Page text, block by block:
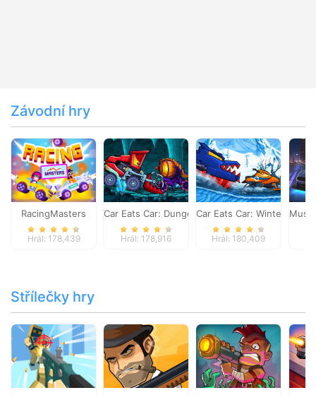
Závodní hry
RacingMasters
Hrál: 178,439
Car Eats Car: Dungeon Adventure
Hrál: 178,916
Car Eats Car: Winter
Hrál: 180,409
Střílečky hry